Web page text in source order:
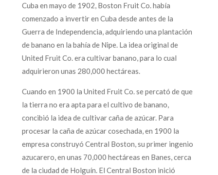
Cuba en mayo de 1902, Boston Fruit Co. había
comenzado a invertir en Cuba desde antes de la
Guerra de Independencia, adquiriendo una plantación
de banano en la bahía de Nipe. La idea original de
United Fruit Co. era cultivar banano, para lo cual
adquirieron unas 280,000 hectáreas.
Cuando en 1900 la United Fruit Co. se percató de que
la tierra no era apta para el cultivo de banano,
concibió la idea de cultivar caña de azúcar. Para
procesar la caña de azúcar cosechada, en 1900 la
empresa construyó Central Boston, su primer ingenio
azucarero, en unas 70,000 hectáreas en Banes, cerca
de la ciudad de Holguín. El Central Boston inició